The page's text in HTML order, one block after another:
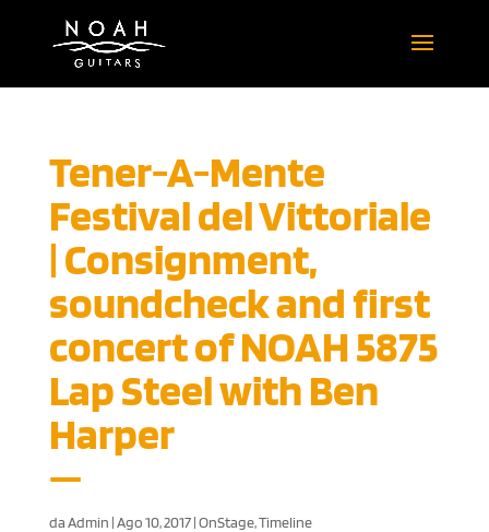
Tener-A-Mente
Festival del Vittoriale
| Consignment,
soundcheck and first
concert of NOAH 5875
Lap Steel with Ben
Harper
daAdmin |Ago 10, 2017|OnStage,Timeline